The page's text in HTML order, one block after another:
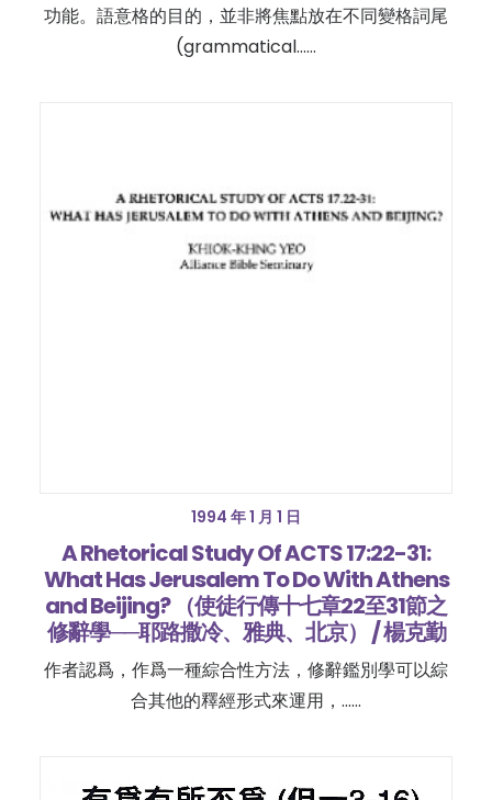
功能。語意格的目的，並非將焦點放在不同變格詞尾
(grammatical……
1994 年 1 月 1 日
A Rhetorical Study Of ACTS 17:22-31:
What Has Jerusalem To Do With Athens
and Beijing? （使徒行傳十七章22至31節之
修辭學──耶路撒冷、雅典、北京） / 楊克勤
作者認爲，作爲一種綜合性方法，修辭鑑別學可以綜
合其他的釋經形式來運用，……